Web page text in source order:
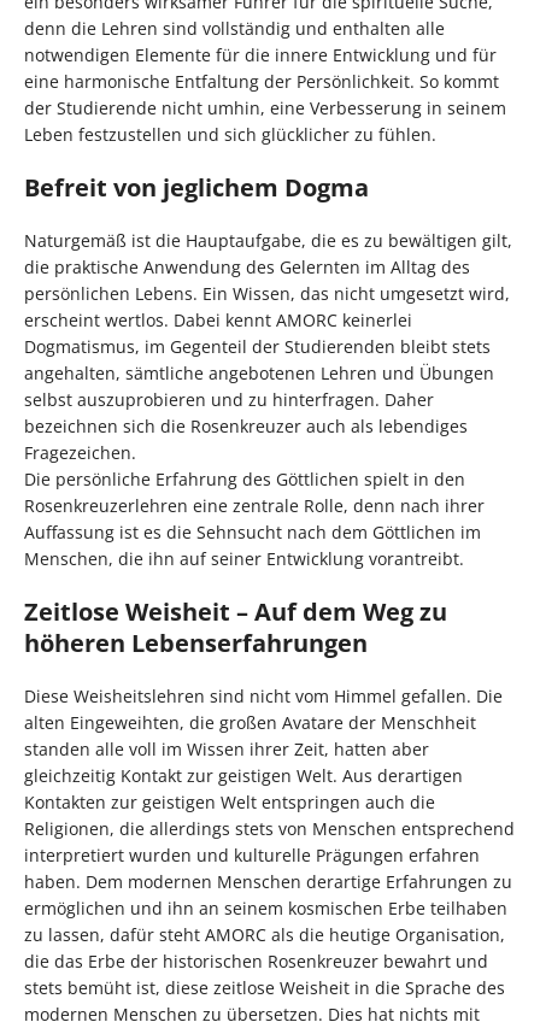
denn die Lehren sind vollständig und enthalten alle
notwendigen Elemente für die innere Entwicklung und für
eine harmonische Entfaltung der Persönlichkeit. So kommt
der Studierende nicht umhin, eine Verbesserung in seinem
Leben festzustellen und sich glücklicher zu fühlen.
Befreit von jeglichem Dogma
Naturgemäß ist die Hauptaufgabe, die es zu bewältigen gilt,
die praktische Anwendung des Gelernten im Alltag des
persönlichen Lebens. Ein Wissen, das nicht umgesetzt wird,
erscheint wertlos. Dabei kennt AMORC keinerlei
Dogmatismus, im Gegenteil der Studierenden bleibt stets
angehalten, sämtliche angebotenen Lehren und Übungen
selbst auszuprobieren und zu hinterfragen. Daher
bezeichnen sich die Rosenkreuzer auch als lebendiges
Fragezeichen.
Die persönliche Erfahrung des Göttlichen spielt in den
Rosenkreuzerlehren eine zentrale Rolle, denn nach ihrer
Auffassung ist es die Sehnsucht nach dem Göttlichen im
Menschen, die ihn auf seiner Entwicklung vorantreibt.
Zeitlose Weisheit – Auf dem Weg zu
höheren Lebenserfahrungen
Diese Weisheitslehren sind nicht vom Himmel gefallen. Die
alten Eingeweihten, die großen Avatare der Menschheit
standen alle voll im Wissen ihrer Zeit, hatten aber
gleichzeitig Kontakt zur geistigen Welt. Aus derartigen
Kontakten zur geistigen Welt entspringen auch die
Religionen, die allerdings stets von Menschen entsprechend
interpretiert wurden und kulturelle Prägungen erfahren
haben. Dem modernen Menschen derartige Erfahrungen zu
ermöglichen und ihn an seinem kosmischen Erbe teilhaben
zu lassen, dafür steht AMORC als die heutige Organisation,
die das Erbe der historischen Rosenkreuzer bewahrt und
stets bemüht ist, diese zeitlose Weisheit in die Sprache des
modernen Menschen zu übersetzen. Dies hat nichts mit